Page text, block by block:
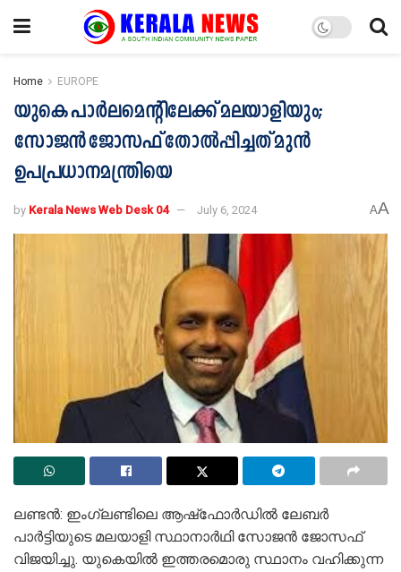
Home EUROPE
യുകെ പാർലമെന്‍റിലേക്ക് മലയാളിയും;
സോജൻ ജോസഫ് തോല്‍പ്പിച്ചത് മുന്‍
ഉപപ്രധാനമന്ത്രിയെ
by Kerala News Web Desk 04 July 6, 2024 AA
ലണ്ടൻ: ഇംഗ്ലണ്ടിലെ ആഷ്‌ഫോർഡില്‍ ലേബർ
പാർട്ടിയുടെ മലയാളി സ്ഥാനാർഥി സോജൻ ജോസഫ്
വിജയിച്ചു. യുകെയിൽ ഇത്തരമൊരു സ്ഥാനം വഹിക്കുന്ന